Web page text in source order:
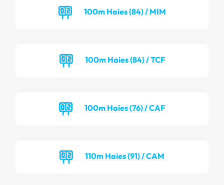
100m Haies (84) / MIM
100m Haies (84) / TCF
100m Haies (76) / CAF
110m Haies (91) / CAM